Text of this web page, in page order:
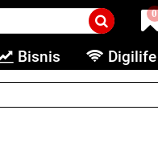
0
Bisnis Digilife